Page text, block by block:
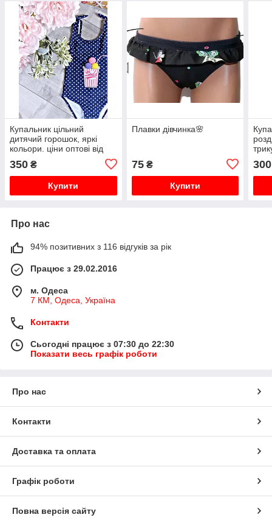
Купальник цільний
дитячий горошок, яркі
кольори. ціни оптові від
350 ₴
Купити
Плавки дівчинка🌸
75₴
Купити
300
Про нас
94% позитивних з 116 відгуків за рік
Працює з 29.02.2016
м. Одеса
7 КМ, Одеса, Україна
Контакти
Сьогодні працює з 07:30 до 22:30
Показати весь графік роботи
Про нас
Контакти
Доставка та оплата
Графік роботи
Повна версія сайту